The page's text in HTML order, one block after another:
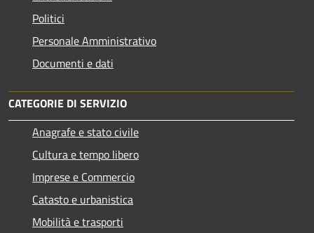
Politici
Personale Amministrativo
Documenti e dati
CATEGORIE DI SERVIZIO
Anagrafe e stato civile
Cultura e tempo libero
Imprese e Commercio
Catasto e urbanistica
Mobilità e trasporti